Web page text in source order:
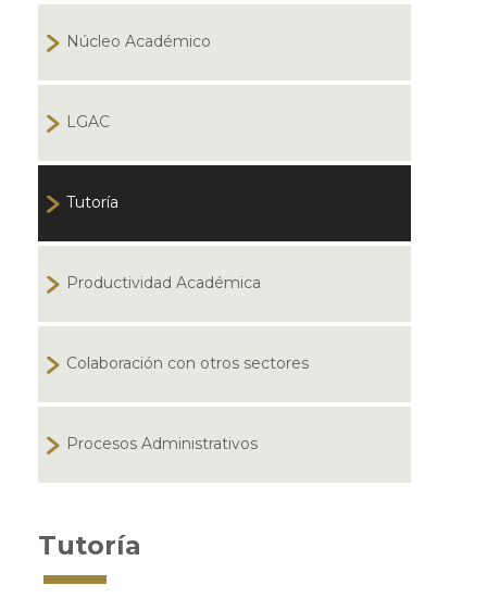
Núcleo Académico
LGAC
Tutoría
Productividad Académica
Colaboración con otros sectores
Procesos Administrativos
Tutoría